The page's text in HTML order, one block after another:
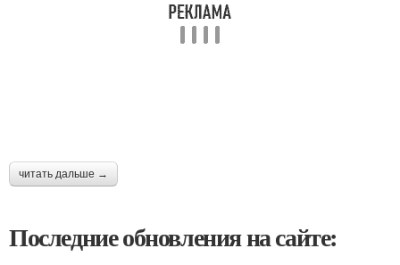
читать дальше →
Последние обновления на сайте: